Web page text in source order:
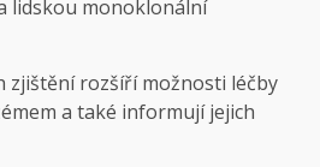
lidskou monoklonální
zjištění rozšíří možnosti léčby
a také informují jejich